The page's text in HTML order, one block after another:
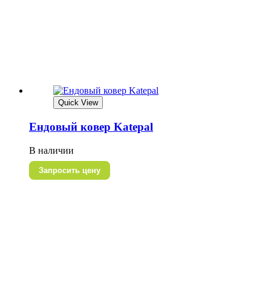
Quick View
Ендовый ковер Katepal
В наличии
Запросить цену